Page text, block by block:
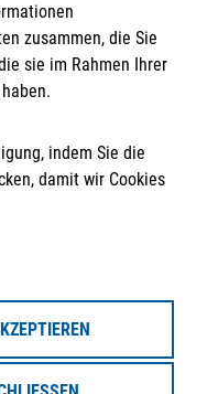
zusammen, die Sie
sie im Rahmen Ihrer
indem Sie die
damit wir Cookies